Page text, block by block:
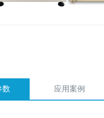
数 应用案例